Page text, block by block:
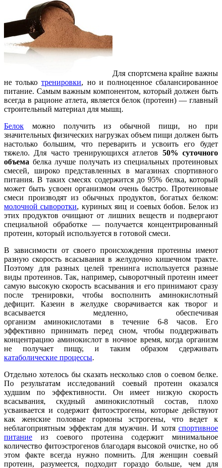
Для спортсмена крайне важны
не толькотренировки, но и полноценное сбалансированное
питание. Самым важным компонентом, который должен быть
всегда в рационе атлета, является белок (протеин) — главный
строительный материал для мышц.
Белок можно получить из обычной пищи, но при
значительных физических нагрузках объем пищи должен быть
настолько большим, что переварить и усвоить его будет
тяжело. Для часто тренирующихся атлетов 50% суточного
объема белка лучше получать из специальных протеиновых
смесей, широко представленных в магазинах спортивного
питания. В таких смесях содержится до 95% белка, который
может быть усвоен организмом очень быстро. Протеиновые
смеси производят из обычных продуктов, богатых белком:
молочной сыворотки, куриных яиц и соевых бобов. Белок из
этих продуктов очищают от лишних веществ и подвергают
специальной обработке — получается концентрированный
протеин, который используется в готовой смеси.
В зависимости от своего происхождения протеины имеют
разную скорость всасывания в желудочно кишечном тракте.
Поэтому для разных целей тренинга используется разные
виды протеинов. Так, например, сыворотчный протеин имеет
самую высокую скорость всасывания и его принимают сразу
после тренировки, чтобы восполнить аминокислотный
дефицит. Казеин в желудке сворачивается как творог и
всасывается медленно, обеспечивая
организм аминокислотами в течение 6-8 часов. Его
эффективно принимать перед сном, чтобы поддерживать
концентрацию аминокислот в ночное время, когда организм
не получает пищу, и таким образом сдерживать
катаболические процессы.
Отдельно хотелось бы сказать несколько слов о соевом белке.
По результатам исследований соевый протеин оказался
худшим по эффективности. Он имеет низкую скорость
всасывания, скудный аминокислотный состав, плохо
усваивается и содержит фитоэстрогены, которые действуют
как женские половые гормоны эстрогены, что ведет к
неблагоприятным эффектам для мужчин. И хотя спортивное
питание из соевого протеина содержит минимальное
количество фитоэстрогенов благодаря высокой очистке, но об
этом факте всегда нужно помнить. Для женщин соевый
протеин, разумеется, подходит гораздо больше, чем для